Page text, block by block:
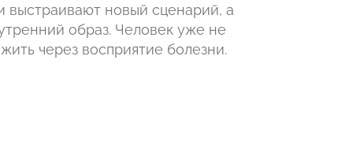
выстраивают новый сценарий, а
образ. Человек уже не
через восприятие болезни.